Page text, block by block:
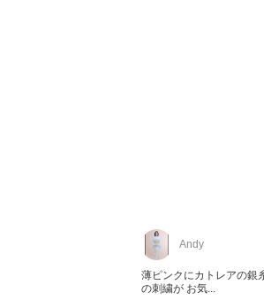
Andy
薄ピンクにカトレアの銀
の刺繍が お気...